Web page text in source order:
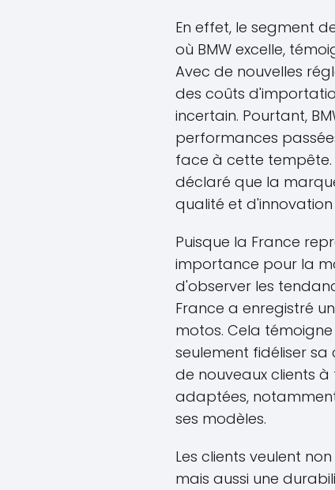
En effet, le segment
où BMW excelle,
Avec de nouvelles
des coûts
incertain. Pourtant,
performances
face à cette tempête.
déclaré que la
qualité et
Puisque la France
importance pour la
d'observer les
France a enregistré
motos. Cela
seulement fidéliser sa
de nouveaux clients
adaptées,
ses modèles.
Les clients veulent
mais aussi une